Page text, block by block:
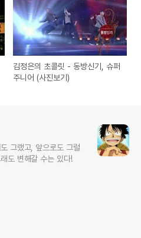
김정은의 초콜릿 - 동방신기, 슈퍼
주니어 (사진보기)
그랬고, 앞으로도 그럴
도 변해갈 수는 있다!